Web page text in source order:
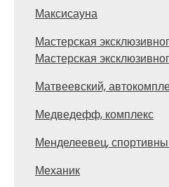
Максисауна
Мастерская
Мастерская
Матвеевский,
Медведефф, комплекс
Менделеевец,
Механик